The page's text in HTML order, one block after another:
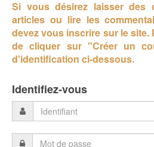
Si vous désirez laisser des
articles ou lire les
devez vous inscrire sur le site.
de cliquer sur "Créer un
d'identification ci-dessous.
Identifiez-vous